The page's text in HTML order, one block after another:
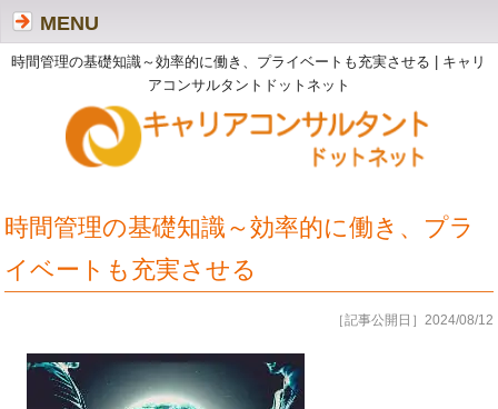
時間管理の基礎知識～効率的に働き、プライベートも充実させる | キャリ
アコンサルタントドットネット
MENU
時間管理の基礎知識～効率的に働き、プラ
イベートも充実させる
［記事公開日］2024/08/12